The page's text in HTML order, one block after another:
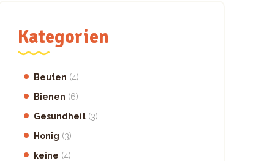
Kategorien
Beuten (4)
Bienen (6)
Gesundheit (3)
Honig (3)
keine (4)